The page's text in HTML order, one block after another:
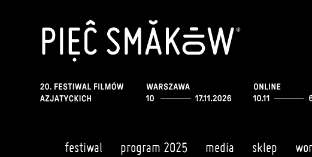
festiwal program 2025 media sklep